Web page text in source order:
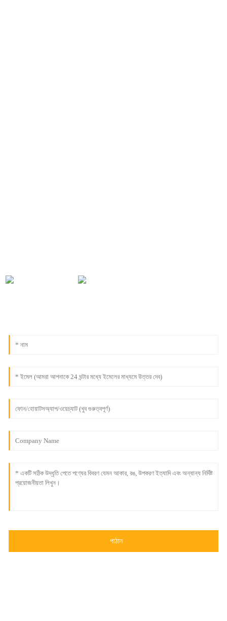
পাঠান